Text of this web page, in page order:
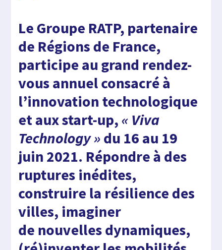
Le Groupe RATP, partenaire
de Régions de France,
participe au grand rendez-
vous annuel consacré à
l’innovation technologique
et aux start-up, « Viva
Technology » du 16 au 19
juin 2021. Répondre à des
ruptures inédites,
construire la résilience des
villes, imaginer
de nouvelles dynamiques,